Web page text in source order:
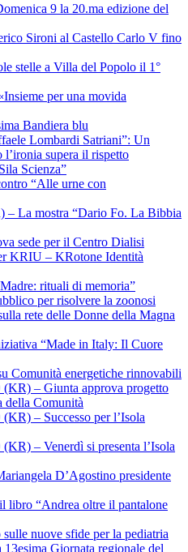
9 la 20.ma edizione del
Sironi al Castello Carlo V fino
stelle a Villa del Popolo il 1°
per una movida
Bandiera blu
Lombardi Satriani”: Un
l’ironia supera il rispetto
Scienza”
“Alle urne con
La mostra “Dario Fo. La Bibbia
sede per il Centro Dialisi
KRIU – KRotone Identità
rituali di memoria”
per risolvere la zoonosi
rete delle Donne della Magna
“Made in Italy: Il Cuore
Comunità energetiche rinnovabili
– Giunta approva progetto
della Comunità
– Successo per l’Isola
– Venerdì si presenta l’Isola
D’Agostino presidente
libro “Andrea oltre il pantalone
nuove sfide per la pediatria
Giornata regionale del